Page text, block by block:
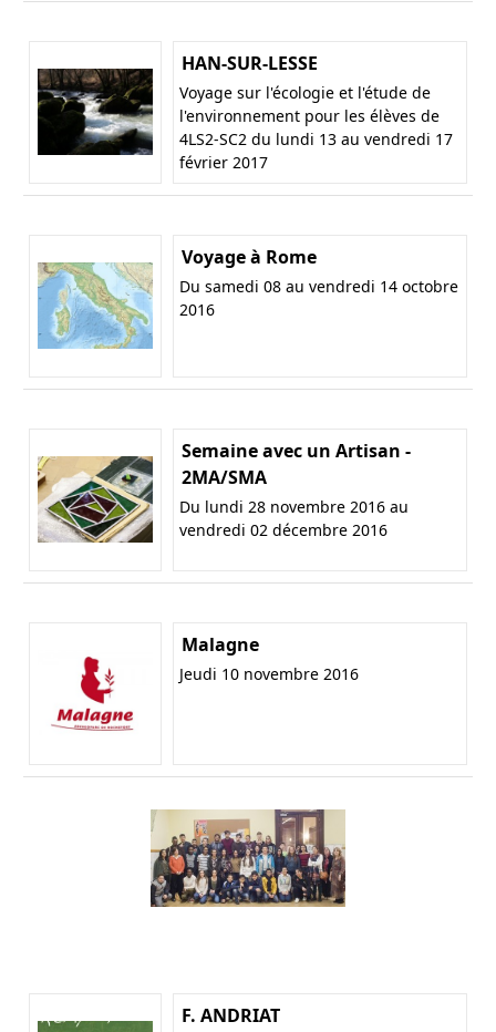
HAN-SUR-LESSE
Voyage sur l'écologie et l'étude de
l'environnement pour les élèves de
4LS2-SC2 du lundi 13 au vendredi 17
février 2017
Voyage à Rome
Du samedi 08 au vendredi 14 octobre
2016
Semaine avec un Artisan -
2MA/SMA
Du lundi 28 novembre 2016 au
vendredi 02 décembre 2016
Malagne
Jeudi 10 novembre 2016
F. ANDRIAT